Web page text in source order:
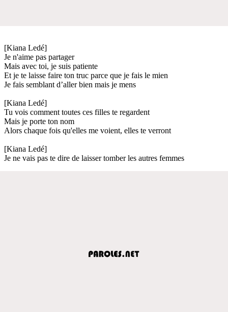
[Kiana Ledé]
Je n'aime pas partager
Mais avec toi, je suis patiente
Et je te laisse faire ton truc parce que je fais le mien
Je fais semblant d’aller bien mais je mens
[Kiana Ledé]
Tu vois comment toutes ces filles te regardent
Mais je porte ton nom
Alors chaque fois qu'elles me voient, elles te verront
[Kiana Ledé]
Je ne vais pas te dire de laisser tomber les autres femmes